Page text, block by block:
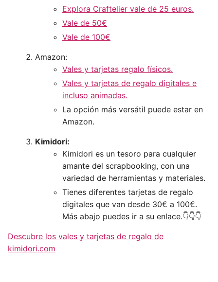
Explora Craftelier vale de 25 euros.
Vale de 50€
Vale de 100€
Amazon:
Vales y tarjetas regalo físicos.
Vales y tarjetas de regalo digitales e
incluso animadas.
La opción más versátil puede estar en
Amazon.
Kimidori:
Kimidori es un tesoro para cualquier
amante del scrapbooking, con una
variedad de herramientas y materiales.
Tienes diferentes tarjetas de regalo
digitales que van desde 30€ a 100€.
Más abajo puedes ir a su enlace.👇👇👇
Descubre los vales y tarjetas de regalo de
kimidori.com